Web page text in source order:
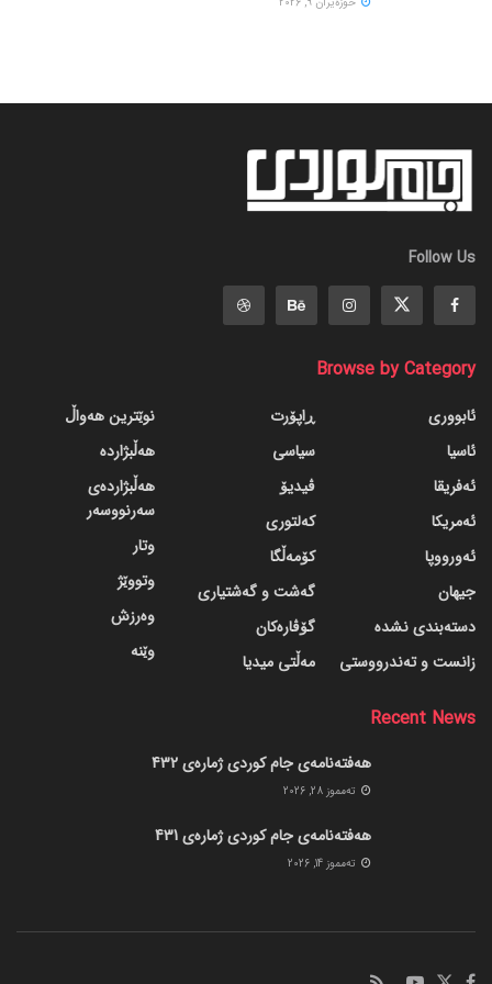
Follow Us
Browse by Category
ئابووری
ئاسیا
ئەفریقا
ئەمریکا
ئەورووپا
جیهان
دسته‌بندی نشده
زانست و تەندرووستی
ڕاپۆرت
سیاسی
ڤیدیۆ
کەلتوری
کۆمەڵگا
گه‌شت و گه‌شتیاری
گۆڤاره‌کان
مەڵتی میدیا
نوێترین هەواڵ
هەڵبژاردە
هەڵبژاردەی
سەرنووسەر
وتار
وتووێژ
وەرزش
وێنە
Recent News
هەفتەنامەی جام کوردی ژمارەی 432
ته‌مموز 28, 2026
هەفتەنامەی جام کوردی ژمارەی 431
ته‌مموز 14, 2026